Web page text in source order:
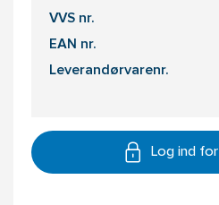
VVS nr.
EAN nr.
Leverandørvarenr.
Log ind